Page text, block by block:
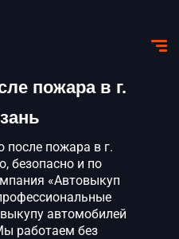
пожара в г.
после пожара в г.
безопасно и по
«Автовыкуп
автомобилей
работаем без